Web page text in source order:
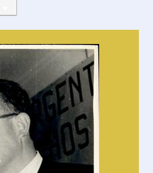
Mundial de Mujeres
Comunista - Pereyra Iraola 22 de noviembre de 1959
Comunista Quinta "La Porteña"
"Pic-nic" Moreno
- Operación Prensa Tomo I
- Operación Prensa Tomo II
y práctica de guerrilleros en las localidades de Gowland y Mercedes y otras localidades
preparatoria argentina del VIII Festival Mundial de la Juventud y los estudiantes por la paz y la amistad"
de personas que viajaron a Cuba
de industrias químicas y afines